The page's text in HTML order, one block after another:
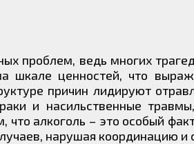
проблем, ведь многих
шкале ценностей, что
причин лидируют
и насильственные
алкоголь – это особый
нарушая координацию и